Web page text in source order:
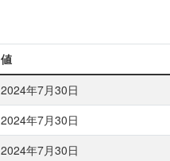
値
2024年7月30日
2024年7月30日
2024年7月30日